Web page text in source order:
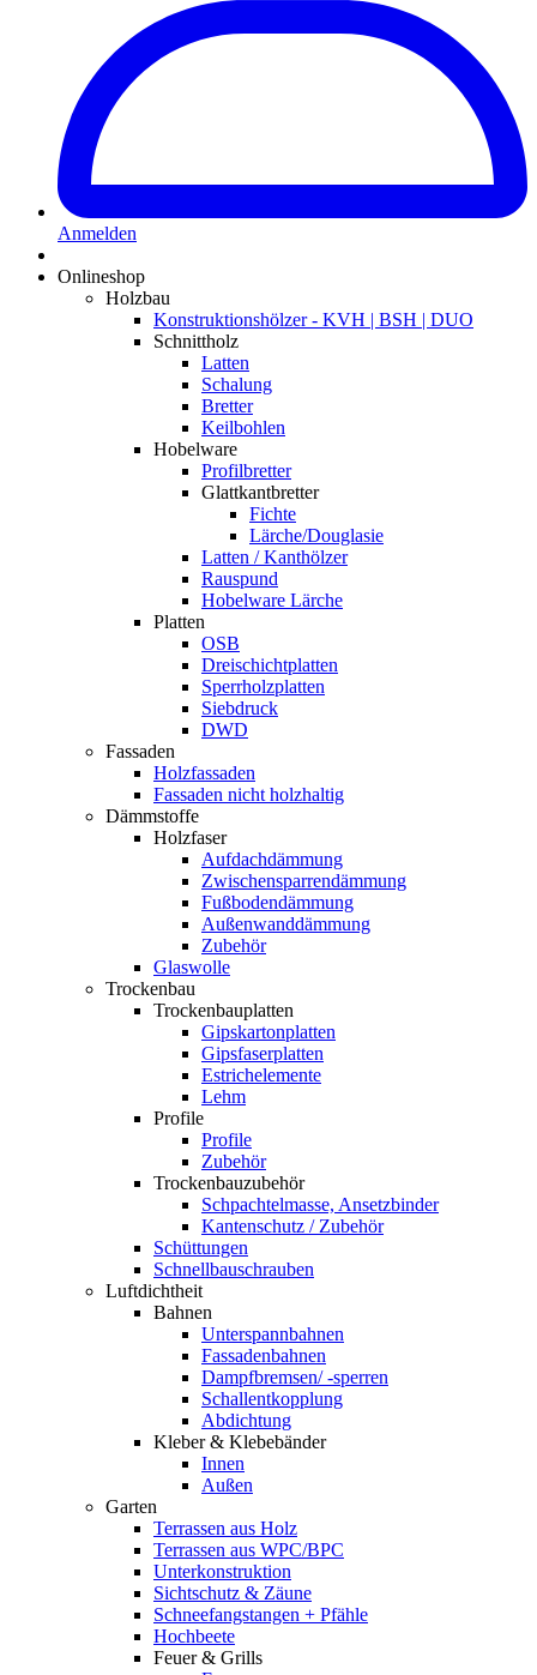
Anmelden
Onlineshop
Holzbau
Konstruktionshölzer - KVH | BSH | DUO
Schnittholz
Latten
Schalung
Bretter
Keilbohlen
Hobelware
Profilbretter
Glattkantbretter
Fichte
Lärche/Douglasie
Latten / Kanthölzer
Rauspund
Hobelware Lärche
Platten
OSB
Dreischichtplatten
Sperrholzplatten
Siebdruck
DWD
Fassaden
Holzfassaden
Fassaden nicht holzhaltig
Dämmstoffe
Holzfaser
Aufdachdämmung
Zwischensparrendämmung
Fußbodendämmung
Außenwanddämmung
Zubehör
Glaswolle
Trockenbau
Trockenbauplatten
Gipskartonplatten
Gipsfaserplatten
Estrichelemente
Lehm
Profile
Profile
Zubehör
Trockenbauzubehör
Schpachtelmasse, Ansetzbinder
Kantenschutz / Zubehör
Schüttungen
Schnellbauschrauben
Luftdichtheit
Bahnen
Unterspannbahnen
Fassadenbahnen
Dampfbremsen/ -sperren
Schallentkopplung
Abdichtung
Kleber & Klebebänder
Innen
Außen
Garten
Terrassen aus Holz
Terrassen aus WPC/BPC
Unterkonstruktion
Sichtschutz & Zäune
Schneefangstangen + Pfähle
Hochbeete
Feuer & Grills